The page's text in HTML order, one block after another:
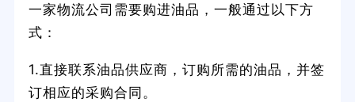
一家物流公司需要购进油品，一般通过以下方
式：
1.直接联系油品供应商，订购所需的油品，并签
订相应的采购合同。